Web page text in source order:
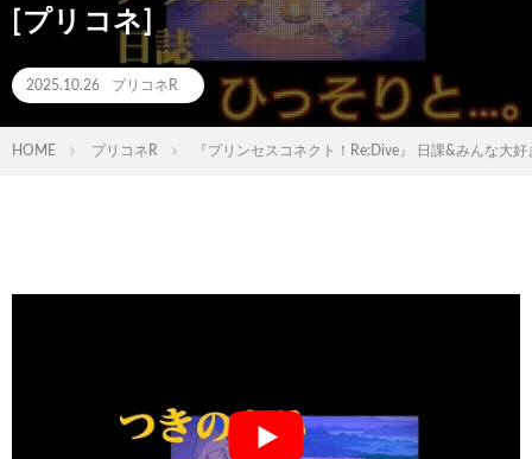
[プリコネ]
2025.10.26 プリコネR
HOME プリコネR 『プリンセスコネクト！Re:Dive』 日課&みんな大